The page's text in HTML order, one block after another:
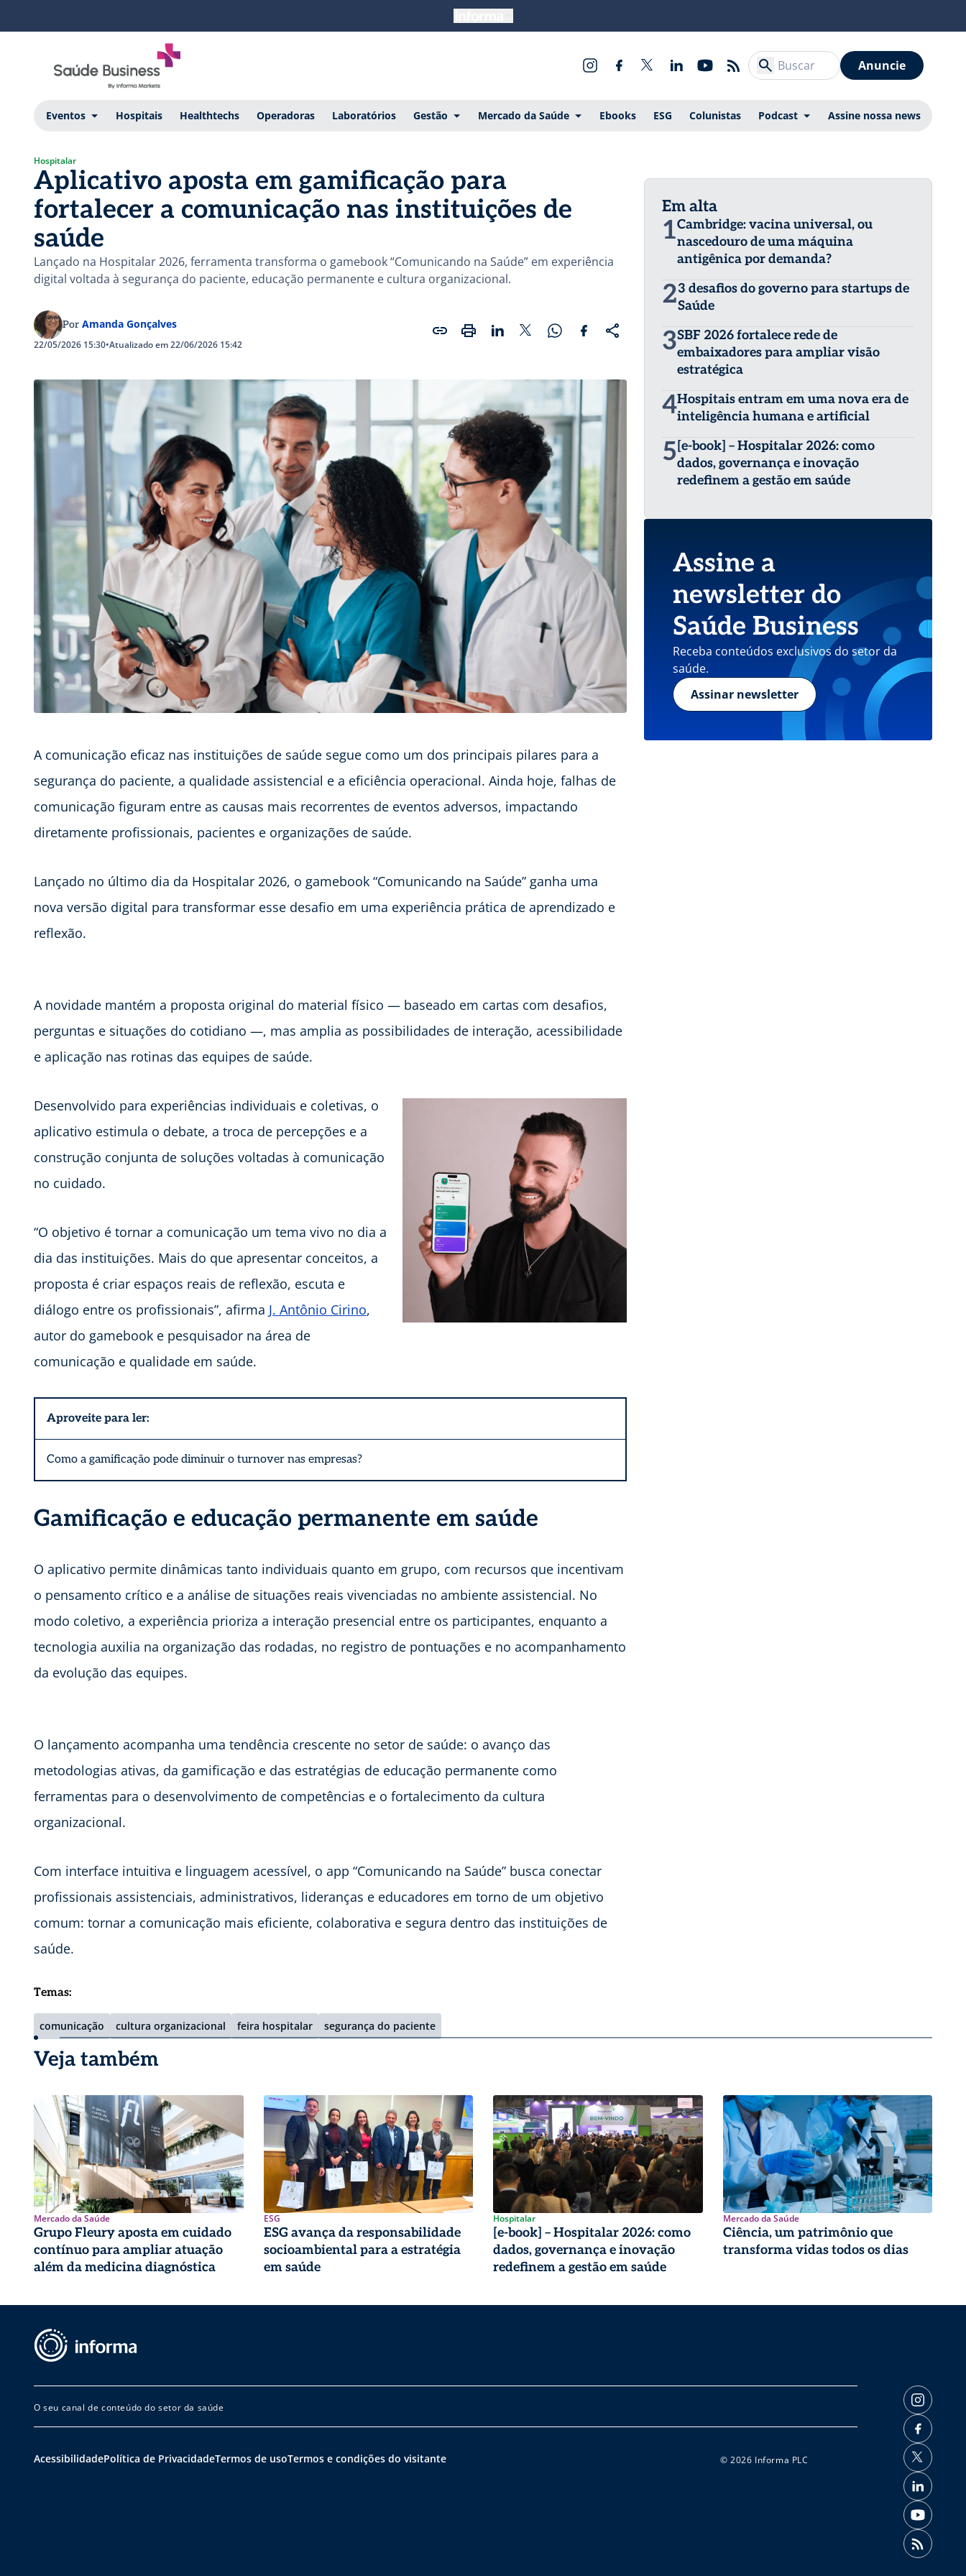
Anuncie
Eventos Hospitais Healthtechs Operadoras Laboratórios Gestão Mercado da Saúde Ebooks ESG Colunistas Podcast Assine nossa news
Hospitalar
Aplicativo aposta em gamificação para
fortalecer a comunicação nas instituições de
saúde
Lançado na Hospitalar 2026, ferramenta transforma o gamebook “Comunicando na Saúde” em experiência
digital voltada à segurança do paciente, educação permanente e cultura organizacional.
Por Amanda Gonçalves
22/05/2026 15:30•Atualizado em 22/06/2026 15:42
A comunicação eficaz nas instituições de saúde segue como um dos principais pilares para a
segurança do paciente, a qualidade assistencial e a eficiência operacional. Ainda hoje, falhas de
comunicação figuram entre as causas mais recorrentes de eventos adversos, impactando
diretamente profissionais, pacientes e organizações de saúde.
Lançado no último dia da Hospitalar 2026, o gamebook “Comunicando na Saúde” ganha uma
nova versão digital para transformar esse desafio em uma experiência prática de aprendizado e
reflexão.
A novidade mantém a proposta original do material físico — baseado em cartas com desafios,
perguntas e situações do cotidiano —, mas amplia as possibilidades de interação, acessibilidade
e aplicação nas rotinas das equipes de saúde.
Desenvolvido para experiências individuais e coletivas, o
aplicativo estimula o debate, a troca de percepções e a
construção conjunta de soluções voltadas à comunicação
no cuidado.
“O objetivo é tornar a comunicação um tema vivo no dia a
dia das instituições. Mais do que apresentar conceitos, a
proposta é criar espaços reais de reflexão, escuta e
diálogo entre os profissionais”, afirma J. Antônio Cirino,
autor do gamebook e pesquisador na área de
comunicação e qualidade em saúde.
Aproveite para ler:
Como a gamificação pode diminuir o turnover nas empresas?
Gamificação e educação permanente em saúde
O aplicativo permite dinâmicas tanto individuais quanto em grupo, com recursos que incentivam
o pensamento crítico e a análise de situações reais vivenciadas no ambiente assistencial. No
modo coletivo, a experiência prioriza a interação presencial entre os participantes, enquanto a
tecnologia auxilia na organização das rodadas, no registro de pontuações e no acompanhamento
da evolução das equipes.
O lançamento acompanha uma tendência crescente no setor de saúde: o avanço das
metodologias ativas, da gamificação e das estratégias de educação permanente como
ferramentas para o desenvolvimento de competências e o fortalecimento da cultura
organizacional.
Com interface intuitiva e linguagem acessível, o app “Comunicando na Saúde” busca conectar
profissionais assistenciais, administrativos, lideranças e educadores em torno de um objetivo
comum: tornar a comunicação mais eficiente, colaborativa e segura dentro das instituições de
saúde.
Temas:
comunicação cultura organizacional feira hospitalar segurança do paciente
Em alta
1Cambridge: vacina universal, ou
nascedouro de uma máquina
antigênica por demanda?
23 desafios do governo para startups de
Saúde
3SBF 2026 fortalece rede de
embaixadores para ampliar visão
estratégica
4Hospitais entram em uma nova era de
inteligência humana e artificial
5 [e-book] – Hospitalar 2026: como
dados, governança e inovação
redefinem a gestão em saúde
Assine a
newsletter do
Saúde Business
Receba conteúdos exclusivos do setor da
saúde.
Assinar newsletter
Veja também
Mercado da Saúde
Grupo Fleury aposta em cuidado
contínuo para ampliar atuação
além da medicina diagnóstica
ESG
ESG avança da responsabilidade
socioambiental para a estratégia
em saúde
Hospitalar
[e-book] – Hospitalar 2026: como
dados, governança e inovação
redefinem a gestão em saúde
Mercado da Saúde
Ciência, um patrimônio que
transforma vidas todos os dias
O seu canal de conteúdo do setor da saúde
AcessibilidadePolítica de PrivacidadeTermos de usoTermos e condições do visitante © 2026 Informa PLC